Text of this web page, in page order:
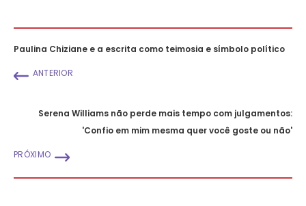
Paulina Chiziane e a escrita como teimosia e símbolo político
ANTERIOR
Serena Williams não perde mais tempo com julgamentos:
'Confio em mim mesma quer você goste ou não'
PRÓXIMO